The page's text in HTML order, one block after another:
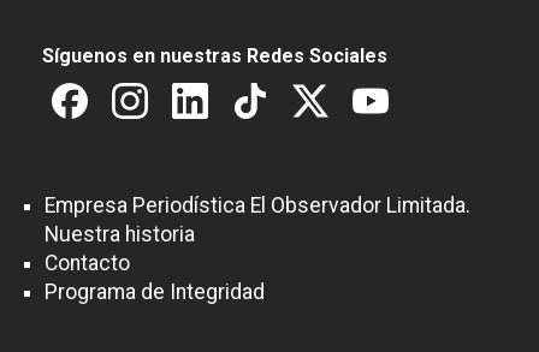
Síguenos en nuestras Redes Sociales
Empresa Periodística El Observador Limitada.
Nuestra historia
Contacto
Programa de Integridad